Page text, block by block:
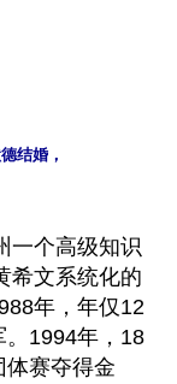
结婚，
一个高级知识
希文系统化的
年，年仅12
。1994年，18
赛夺得金